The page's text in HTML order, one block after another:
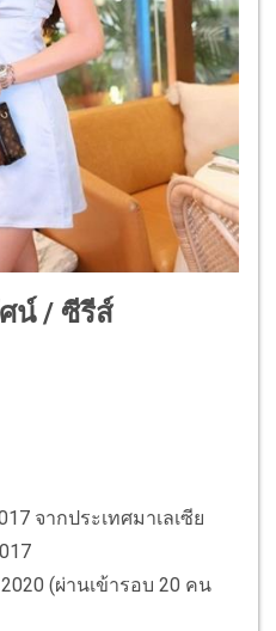
น์ / ซีรีส์
จากประเทศมาเลเซีย
(ผ่านเข้ารอบ 20 คน